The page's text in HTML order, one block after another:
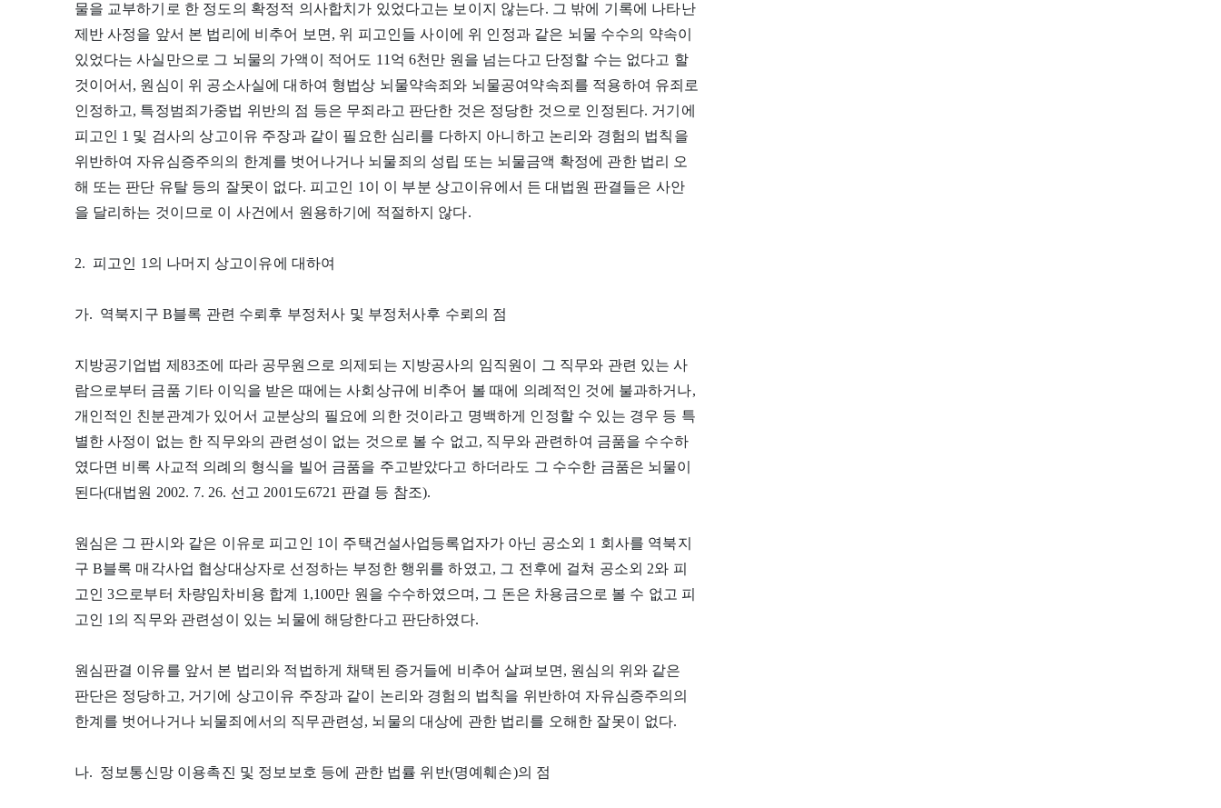
물을 교부하기로 한 정도의 확정적 의사합치가 있었다고는 보이지 않는다. 그 밖에 기록에 나타난
제반 사정을 앞서 본 법리에 비추어 보면, 위 피고인들 사이에 위 인정과 같은 뇌물 수수의 약속이
있었다는 사실만으로 그 뇌물의 가액이 적어도 11억 6천만 원을 넘는다고 단정할 수는 없다고 할
것이어서, 원심이 위 공소사실에 대하여 형법상 뇌물약속죄와 뇌물공여약속죄를 적용하여 유죄로
인정하고, 특정범죄가중법 위반의 점 등은 무죄라고 판단한 것은 정당한 것으로 인정된다. 거기에
피고인 1 및 검사의 상고이유 주장과 같이 필요한 심리를 다하지 아니하고 논리와 경험의 법칙을
위반하여 자유심증주의의 한계를 벗어나거나 뇌물죄의 성립 또는 뇌물금액 확정에 관한 법리 오
해 또는 판단 유탈 등의 잘못이 없다. 피고인 1이 이 부분 상고이유에서 든 대법원 판결들은 사안
을 달리하는 것이므로 이 사건에서 원용하기에 적절하지 않다.
2. 피고인 1의 나머지 상고이유에 대하여
가. 역북지구 B블록 관련 수뢰후 부정처사 및 부정처사후 수뢰의 점
지방공기업법 제83조에 따라 공무원으로 의제되는 지방공사의 임직원이 그 직무와 관련 있는 사
람으로부터 금품 기타 이익을 받은 때에는 사회상규에 비추어 볼 때에 의례적인 것에 불과하거나,
개인적인 친분관계가 있어서 교분상의 필요에 의한 것이라고 명백하게 인정할 수 있는 경우 등 특
별한 사정이 없는 한 직무와의 관련성이 없는 것으로 볼 수 없고, 직무와 관련하여 금품을 수수하
였다면 비록 사교적 의례의 형식을 빌어 금품을 주고받았다고 하더라도 그 수수한 금품은 뇌물이
된다(대법원 2002. 7. 26. 선고 2001도6721 판결 등 참조).
원심은 그 판시와 같은 이유로 피고인 1이 주택건설사업등록업자가 아닌 공소외 1 회사를 역북지
구 B블록 매각사업 협상대상자로 선정하는 부정한 행위를 하였고, 그 전후에 걸쳐 공소외 2와 피
고인 3으로부터 차량임차비용 합계 1,100만 원을 수수하였으며, 그 돈은 차용금으로 볼 수 없고 피
고인 1의 직무와 관련성이 있는 뇌물에 해당한다고 판단하였다.
원심판결 이유를 앞서 본 법리와 적법하게 채택된 증거들에 비추어 살펴보면, 원심의 위와 같은
판단은 정당하고, 거기에 상고이유 주장과 같이 논리와 경험의 법칙을 위반하여 자유심증주의의
한계를 벗어나거나 뇌물죄에서의 직무관련성, 뇌물의 대상에 관한 법리를 오해한 잘못이 없다.
나. 정보통신망 이용촉진 및 정보보호 등에 관한 법률 위반(명예훼손)의 점